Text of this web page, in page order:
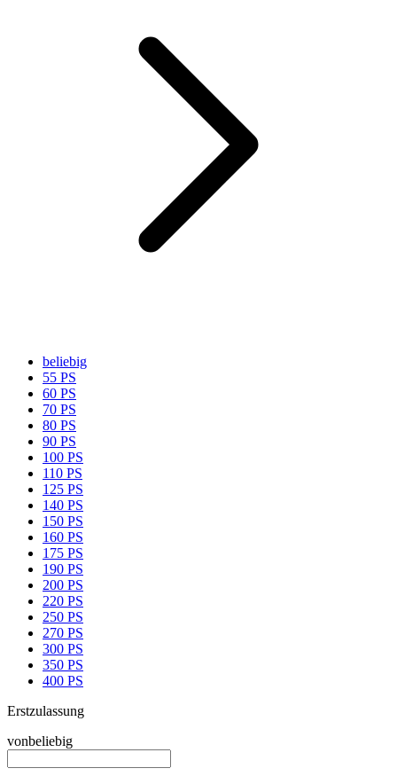
beliebig
55 PS
60 PS
70 PS
80 PS
90 PS
100 PS
110 PS
125 PS
140 PS
150 PS
160 PS
175 PS
190 PS
200 PS
220 PS
250 PS
270 PS
300 PS
350 PS
400 PS
Erstzulassung
vonbeliebig